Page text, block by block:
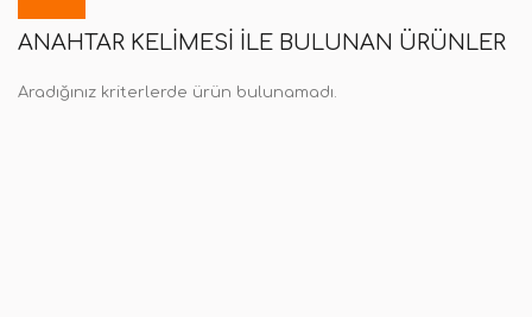
ANAHTAR KELIMESI ILE BULUNAN ÜRÜNLER
Aradığınız kriterlerde ürün bulunamadı.